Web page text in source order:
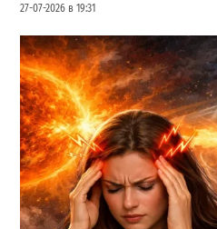
27-07-2026 в 19:31